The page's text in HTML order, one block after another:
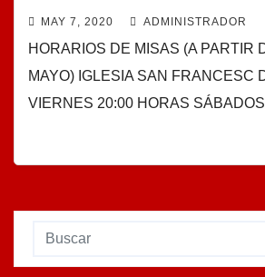
MAY 7, 2020 ADMINISTRADOR
HORARIOS DE MISAS (A PARTIR
MAYO) IGLESIA SAN FRANCESC
VIERNES 20:00 HORAS